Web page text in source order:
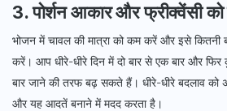
3. पोर्शन आकार और फ्रीक्वेंसी को
भोजन में चावल की मात्रा को कम करें और इसे कितनी
करें। आप धीरे-धीरे दिन में दो बार से एक बार और
बार जाने की तरफ बढ़ सकते हैं। धीरे-धीरे बदलाव को
और यह आदतें बनाने में मदद करता है।